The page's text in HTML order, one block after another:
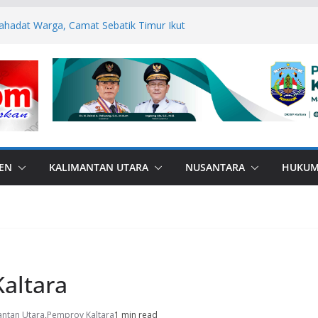
Dalam Program Polisi
Warga, Camat Sebatik Timur Ikut
Mualaf ke KUA
Bupati Nunukan dan Forkopimda
Polres Buru laksanakan Binrohtal,
Kaki Air, Wujud Bakti Gabungan TNI
KALIMANTAN UTARA NUSANTARA
Utara,Pemprov Kaltara1 min read